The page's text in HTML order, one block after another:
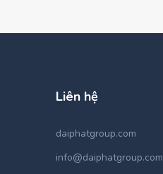
Liên hệ
daiphatgroup.com
info@daiphatgroup.com